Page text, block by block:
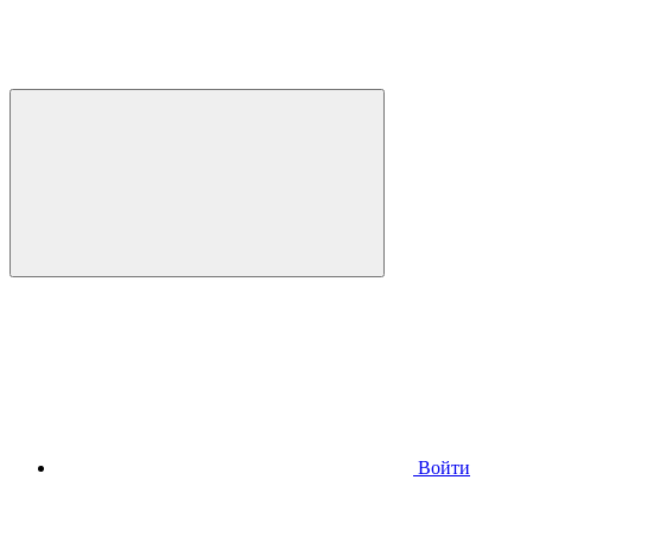
Войти